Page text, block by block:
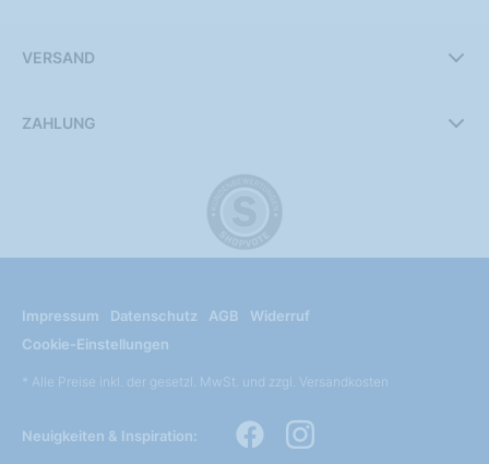
VERSAND
ZAHLUNG
Impressum Datenschutz AGB
Widerruf
Cookie-Einstellungen
* Alle Preise inkl. der gesetzl. MwSt. und zzgl. Versandkosten
Neuigkeiten & Inspiration: